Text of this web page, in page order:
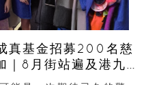
真基金招募200名慈
｜8月街站遍及港九